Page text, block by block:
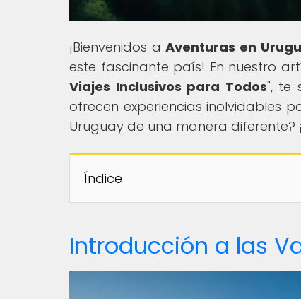
¡Bienvenidos aAventuras en
este fascinante país! En nuestro
Viajes Inclusivos para Todos", te
ofrecen experiencias inolvidables
Uruguay de una manera diferente?
Índice
Introducción a las